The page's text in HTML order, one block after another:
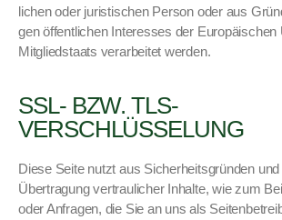
lichen oder juris­tis­chen Per­son oder aus
gen öffentlichen Inter­ess­es der Europäis­chen
Mit­glied­staats ver­ar­beit­et wer­den.
SSL- BZW. TLS-
VERSCHLÜSSELUNG
Diese Seite nutzt aus Sicher­heits­grün­den
Über­tra­gung ver­traulich­er Inhalte, wie zum
oder Anfra­gen, die Sie an uns als